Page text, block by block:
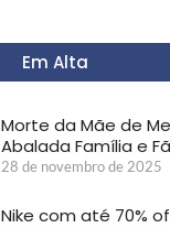
Em Alta
Morte da Mãe de
Abalada Família e
28 de novembro de 2025
Nike com até 70%